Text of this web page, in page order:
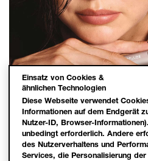
Slide 1
TRANSFORME
Einsatz von Cookies &
ähnlichen Technologien
Diese Webseite verwendet
Informationen auf dem Endgerät
Nutzer-ID, Browser-
unbedingt erforderlich. Andere
des Nutzerverhaltens und
Services, die Personalisierung